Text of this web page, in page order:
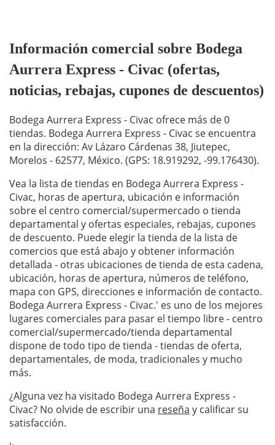
Información comercial sobre Bodega
Aurrera Express - Civac (ofertas,
noticias, rebajas, cupones de descuentos)
Bodega Aurrera Express - Civac ofrece más de 0
tiendas. Bodega Aurrera Express - Civac se encuentra
en la dirección: Av Lázaro Cárdenas 38, Jiutepec,
Morelos - 62577, México. (GPS: 18.919292, -99.176430).
Vea la lista de tiendas en Bodega Aurrera Express -
Civac, horas de apertura, ubicación e información
sobre el centro comercial/supermercado o tienda
departamental y ofertas especiales, rebajas, cupones
de descuento. Puede elegir la tienda de la lista de
comercios que está abajo y obtener información
detallada - otras ubicaciones de tienda de esta cadena,
ubicación, horas de apertura, números de teléfono,
mapa con GPS, direcciones e información de contacto.
Bodega Aurrera Express - Civac.' es uno de los mejores
lugares comerciales para pasar el tiempo libre - centro
comercial/supermercado/tienda departamental
dispone de todo tipo de tienda - tiendas de oferta,
departamentales, de moda, tradicionales y mucho
más.
¿Alguna vez ha visitado Bodega Aurrera Express -
Civac? No olvide de escribir una reseña y calificar su
satisfacción.